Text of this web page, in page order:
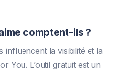
comptent-ils ?
influencent la visibilité et la
You. L’outil gratuit est un